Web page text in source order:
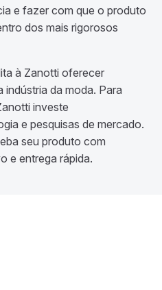
e fazer com que o produto
dos mais rigorosos
à Zanotti oferecer
indústria da moda. Para
investe
e pesquisas de mercado.
seu produto com
e entrega rápida.